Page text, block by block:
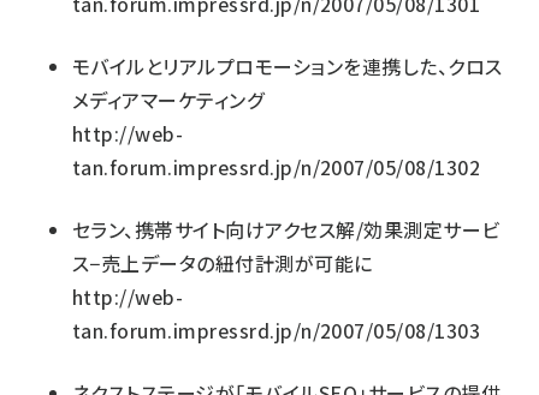
モバイルとリアルプロモーションを連携した、クロス
メディアマーケティング
http://web-
tan.forum.impressrd.jp/n/2007/05/08/1302
セラン、携帯サイト向けアクセス解/効果測定サービ
ス−売上データの紐付計測が可能に
http://web-
tan.forum.impressrd.jp/n/2007/05/08/1303